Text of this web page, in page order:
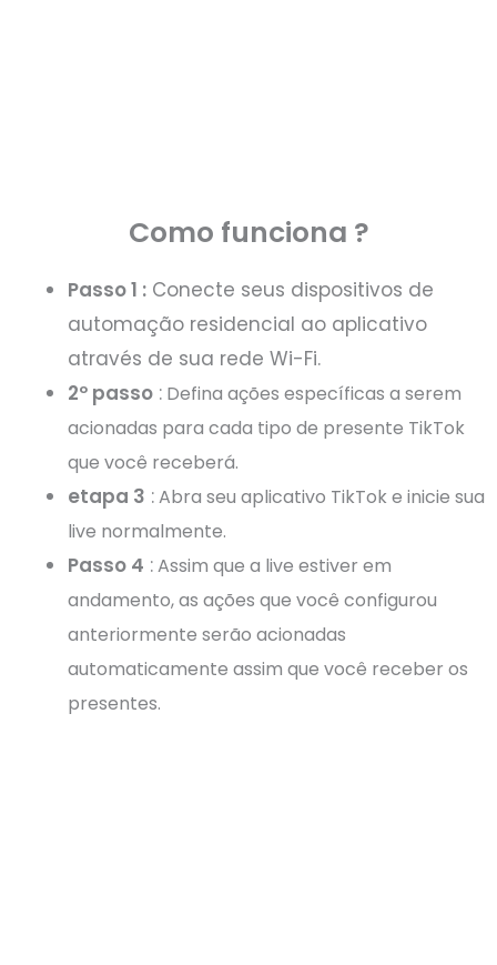
Como funciona ?
Passo 1 : Conecte seus dispositivos de
automação residencial ao aplicativo
através de sua rede Wi-Fi.
2º passo : Defina ações específicas a serem
acionadas para cada tipo de presente TikTok
que você receberá.
etapa 3 :Abra seu aplicativo TikTok e inicie sua
live normalmente.
Passo 4 :Assim que a live estiver em
andamento, as ações que você configurou
anteriormente serão acionadas
automaticamente assim que você receber os
presentes.